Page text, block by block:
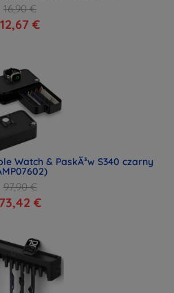
16,90 €
12,67 €
Watch & PaskÃ³w S340 czarny
97,90 €
73,42 €